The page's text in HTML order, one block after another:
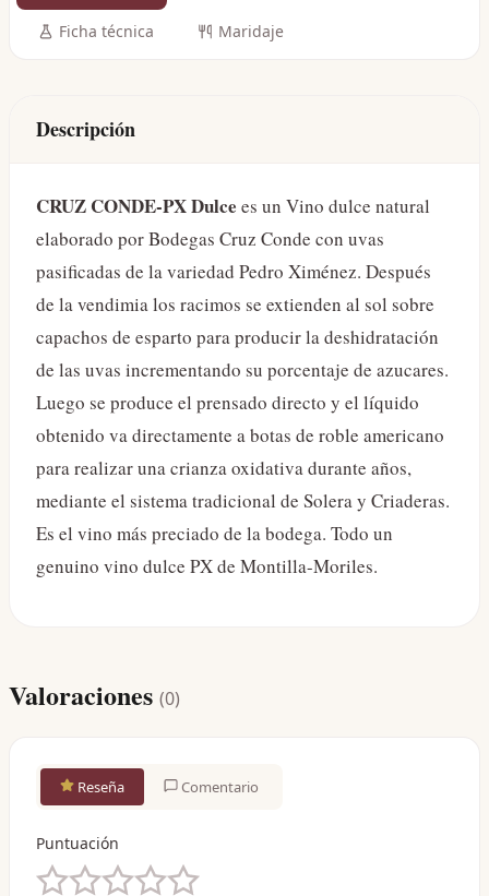
Ficha técnica Maridaje
Descripción
CRUZ CONDE-PX Dulce es un Vino dulce natural
elaborado por Bodegas Cruz Conde con uvas
pasificadas de la variedad Pedro Ximénez. Después
de la vendimia los racimos se extienden al sol sobre
capachos de esparto para producir la deshidratación
de las uvas incrementando su porcentaje de azucares.
Luego se produce el prensado directo y el líquido
obtenido va directamente a botas de roble americano
para realizar una crianza oxidativa durante años,
mediante el sistema tradicional de Solera y Criaderas.
Es el vino más preciado de la bodega. Todo un
genuino vino dulce PX de Montilla-Moriles.
Valoraciones (0)
Reseña Comentario
Puntuación